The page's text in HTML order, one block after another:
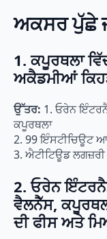
ਅਕਸਰ ਪੁੱਛੇ
1.ਕਪੂਰਥਲਾ
ਅਕੈਡਮੀਆਂ
ਉੱਤਰ: 1. ਓਰੇਨ
ਕਪੂਰਥਲਾ
2. 99 ਇੰਸਟੀਚਿਊਟ
3. ਐਟੀਟਿਊਡ
2. ਓਰੇਨ
ਵੈਲਨੈੱਸ,
ਦੀ ਫੀਸ ਅਤੇ